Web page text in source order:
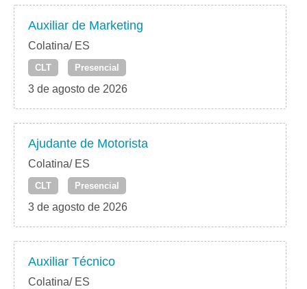
Auxiliar de Marketing
Colatina/ ES
CLT Presencial
3 de agosto de 2026
Ajudante de Motorista
Colatina/ ES
CLT Presencial
3 de agosto de 2026
Auxiliar Técnico
Colatina/ ES